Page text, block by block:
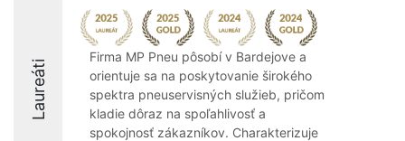
Laureáti
Firma MP Pneu pôsobí v Bardejove a
orientuje sa na poskytovanie širokého
spektra pneuservisných služieb, pričom
kladie dôraz na spoľahlivosť a
spokojnosť zákazníkov. Charakterizuje